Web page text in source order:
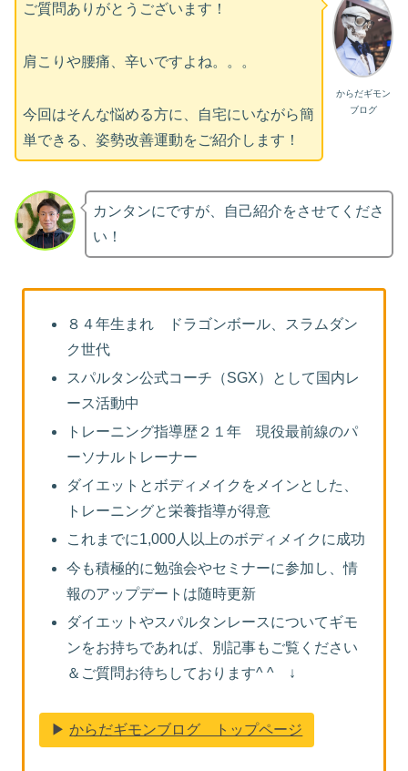
からだギモン
ブログ
ご質問ありがとうございます！
肩こりや腰痛、辛いですよね。。。
今回はそんな悩める方に、自宅にいながら簡
単できる、姿勢改善運動をご紹介します！
カンタンにですが、自己紹介をさせてくださ
い！
８４年生まれ ドラゴンボール、スラムダン
ク世代
スパルタン公式コーチ（SGX）として国内レ
ース活動中
トレーニング指導歴２１年 現役最前線のパ
ーソナルトレーナー
ダイエットとボディメイクをメインとした、
トレーニングと栄養指導が得意
これまでに1,000人以上のボディメイクに成功
今も積極的に勉強会やセミナーに参加し、情
報のアップデートは随時更新
ダイエットやスパルタンレースについてギモ
ンをお持ちであれば、別記事もご覧ください
＆ご質問お待ちしております^ ^ ↓
▶︎からだギモンブログ トップページ